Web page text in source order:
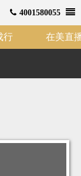
4001580055
行 在美直